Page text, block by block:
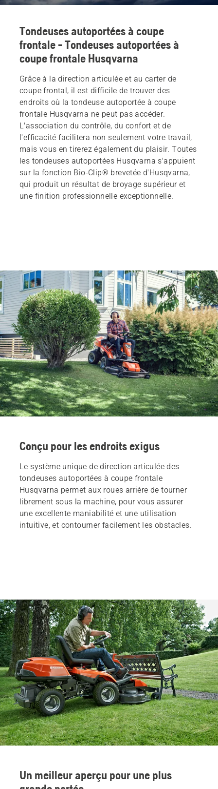
Tondeuses autoportées à coupe
frontale - Tondeuses autoportées à
coupe frontale Husqvarna
Grâce à la direction articulée et au carter de
coupe frontal, il est difficile de trouver des
endroits où la tondeuse autoportée à coupe
frontale Husqvarna ne peut pas accéder.
L'association du contrôle, du confort et de
l'efficacité facilitera non seulement votre travail,
mais vous en tirerez également du plaisir. Toutes
les tondeuses autoportées Husqvarna s'appuient
sur la fonction Bio-Clip® brevetée d'Husqvarna,
qui produit un résultat de broyage supérieur et
une finition professionnelle exceptionnelle.
Conçu pour les endroits exigus
Le système unique de direction articulée des
tondeuses autoportées à coupe frontale
Husqvarna permet aux roues arrière de tourner
librement sous la machine, pour vous assurer
une excellente maniabilité et une utilisation
intuitive, et contourner facilement les obstacles.
Un meilleur aperçu pour une plus